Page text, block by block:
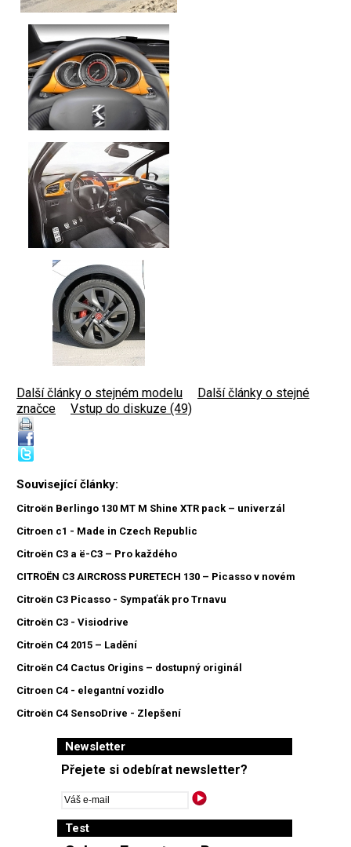
Další články o stejném modelu
Další články o stejné
značce
Vstup do diskuze (49)
Související články:
Citroën Berlingo 130 MT M Shine XTR pack – univerzál
Citroen c1 - Made in Czech Republic
Citroën C3 a ë-C3 – Pro každého
CITROËN C3 AIRCROSS PURETECH 130 – Picasso v novém
Citroën C3 Picasso - Sympaťák pro Trnavu
Citroën C3 - Visiodrive
Citroën C4 2015 – Ladění
Citroën C4 Cactus Origins – dostupný originál
Citroen C4 - elegantní vozidlo
Citroën C4 SensoDrive - Zlepšení
Newsletter
Přejete si odebírat newsletter?
Test